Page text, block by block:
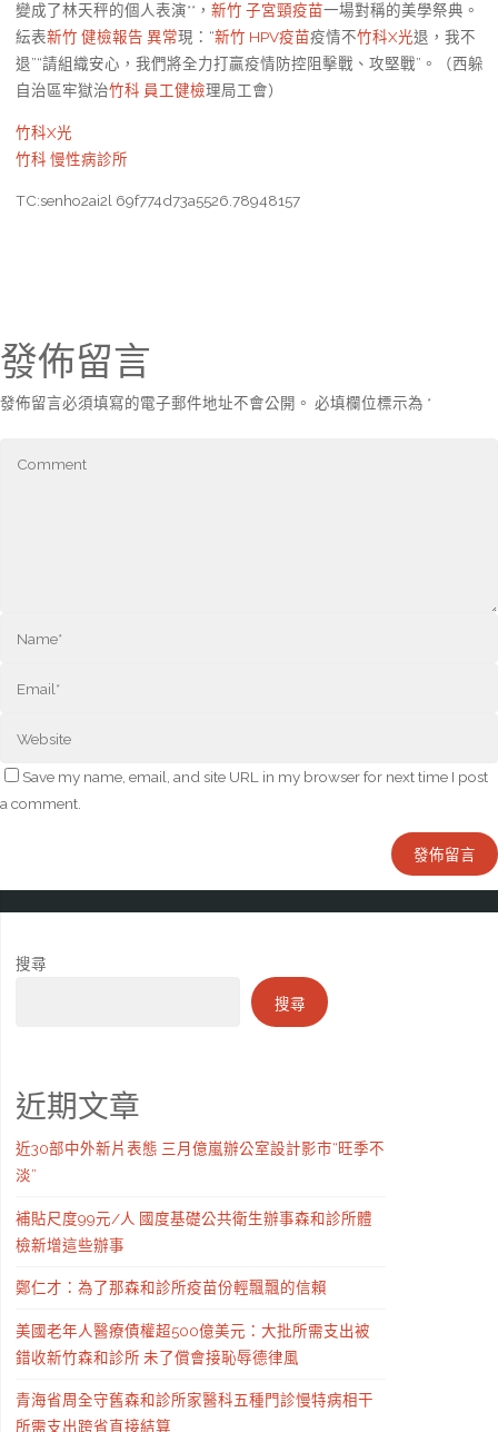
變成了林天秤的個人表演**， 新竹 子宮頸疫苗一場對稱的美學祭典。
紜表新竹 健檢報告 異常現：“新竹 HPV疫苗疫情不竹科X光退，我不
退”“請組織安心，我們將全力打贏疫情防控阻擊戰、攻堅戰”。（西躲
自治區牢獄治竹科 員工健檢理局工會）
竹科X光
竹科 慢性病診所
TC:senho2ai2l 69f774d73a5526.78948157
發佈留言
發佈留言必須填寫的電子郵件地址不會公開。 必填欄位標示為 *
Save my name, email, and site URL in my browser for next time I post
a comment.
搜尋
搜尋
近期文章
近30部中外新片表態 三月億嵐辦公室設計影市“旺季不
淡”
補貼尺度99元/人 國度基礎公共衛生辦事森和診所體
檢新增這些辦事
鄭仁才：為了那森和診所疫苗份輕飄飄的信賴
美國老年人醫療債權超500億美元：大批所需支出被
錯收新竹森和診所 未了償會接恥辱德律風
青海省周全守舊森和診所家醫科五種門診慢特病相干
所需支出跨省直接結算